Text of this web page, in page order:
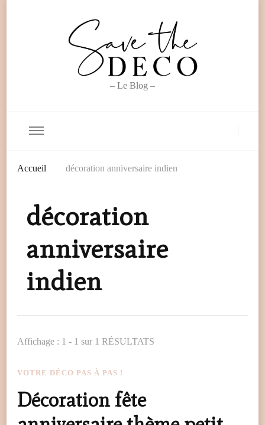
– Le Blog –
Accueil décoration anniversaire indien
décoration
anniversaire
indien
Affichage : 1 - 1 sur 1 RÉSULTATS
VOTRE DÉCO PAS À PAS !
Décoration fête